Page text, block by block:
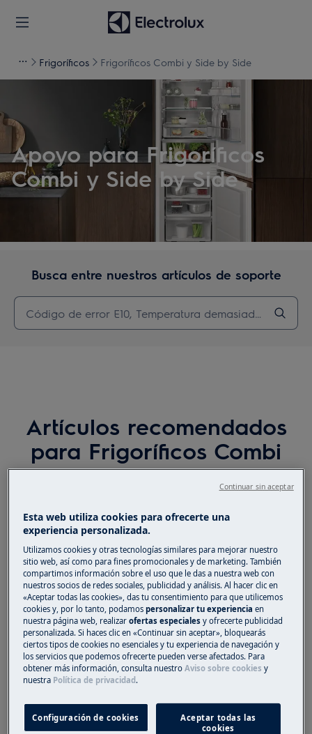
Frigoríficos Frigoríficos Combi y Side by Side
Apoyo para Frigoríficos
Combi y Side by Side
Busca entre nuestros artículos de soporte
Artículos recomendados
para Frigoríficos Combi
y Side by Side
¿Cuál es la temperatura óptima en el
frigorífico/congelador?
El compresor está funcionando durante
mucho tiempo
¿Por qué se congela mi frigorífico?
No sale hielo del dispensador
Esta web utiliza cookies para ofrecerte una
experiencia personalizada.
Utilizamos cookies y otras tecnologías similares para mejorar nuestro
sitio web, así como para fines promocionales y de marketing. También
compartimos información sobre el uso que le das a nuestra web con
nuestros socios de redes sociales, publicidad y análisis. Al hacer clic en
«Aceptar todas las cookies», das tu consentimiento para que utilicemos
cookies y, por lo tanto, podamospersonalizar tu experienciaen
nuestra página web, realizarofertas especiales y ofrecerte publicidad
personalizada. Si haces clic en «Continuar sin aceptar», bloquearás
ciertos tipos de cookies no esenciales y tu experiencia de navegación y
los servicios que podemos ofrecerte pueden verse afectados. Para
obtener más información, consulta nuestroAviso sobre cookies y
nuestra Política de privacidad.
Configuración de cookies
Aceptar todas las
cookies
Continuar sin aceptar